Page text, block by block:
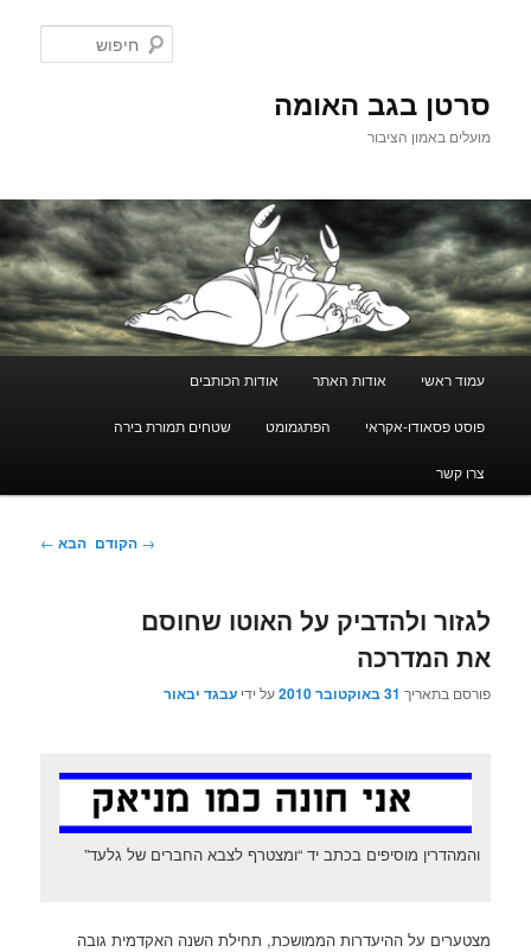
סרטן בגב האומה
מועלים באמון הציבור
עמוד ראשי אודות האתר אודות הכותבים
פוסט פסאודו-אקראי הפתגמומט שטחים תמורת בירה
צרו קשר
ניווט
→ הקודם הבא ←
לגזור ולהדביק על האוטו שחוסם
את המדרכה
פורסם בתאריך 31 באוקטובר 2010 על ידיעבגד יבאור
והמהדרין מוסיפים בכתב יד “ומצטרף לצבא החברים של גלעד”
מצטערים על ההיעדרות הממושכת, תחילת השנה האקדמית גובה